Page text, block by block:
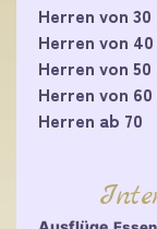
Herren von 30
Herren von
Herren von 50
Herren von 60
Herren ab 70